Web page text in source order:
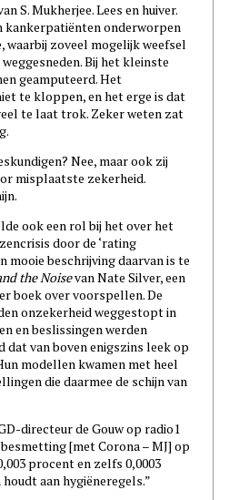
S. Mukherjee. Lees en huiver.
kankerpatiënten onderworpen
waarbij zoveel mogelijk weefsel
Bij het kleinste
geamputeerd. Het
te kloppen, en het erge is dat
te laat trok. Zeker weten zat
Nee, maar ook zij
misplaatste zekerheid.
ook een rol bij het over het
door de ‘rating
mooie beschrijving daarvan is te
the Noisevan Nate Silver, een
boek over voorspellen. De
onzekerheid weggestopt in
en beslissingen werden
dat van boven enigszins leek op
modellen kwamen met heel
die daarmee de schijn van
directeur de Gouw op radio1
[met Corona – MJ] op
procent en zelfs 0,0003
aan hygiëneregels.”